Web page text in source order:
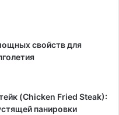
свойств для
(Chicken Fried Steak):
панировки